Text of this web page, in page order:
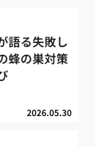
語る失敗し
蜂の巣対策
2026.05.30